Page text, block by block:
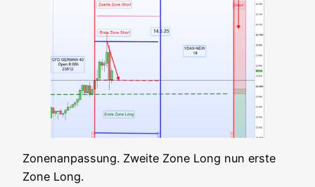
Zonen­an­pas­sung. Zwei­te Zone Long nun ers­te
Zone Long.